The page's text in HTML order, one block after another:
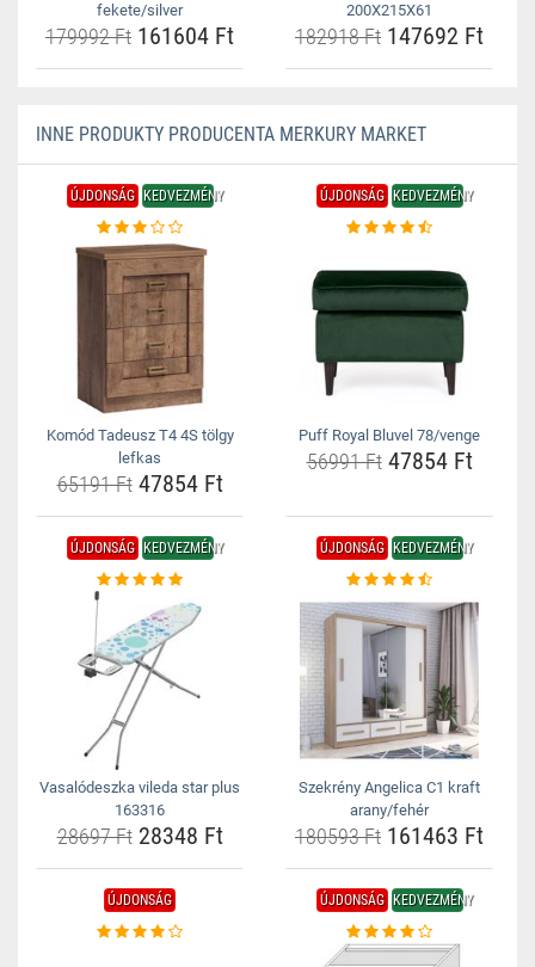
fekete/silver
179992 Ft 161604 Ft
200X215X61
182918 Ft 147692 Ft
INNE PRODUKTY PRODUCENTA MERKURY MARKET
ÚJDONSÁG KEDVEZMÉNY
Komód Tadeusz T4 4S tölgy
lefkas
65191 Ft47854 Ft
ÚJDONSÁG KEDVEZMÉNY
Puff Royal Bluvel 78/venge
56991 Ft47854 Ft
ÚJDONSÁG KEDVEZMÉNY
Vasalódeszka vileda star plus
163316
28697 Ft28348 Ft
ÚJDONSÁG KEDVEZMÉNY
Szekrény Angelica C1 kraft
arany/fehér
180593 Ft 161463 Ft
ÚJDONSÁG ÚJDONSÁG KEDVEZMÉNY